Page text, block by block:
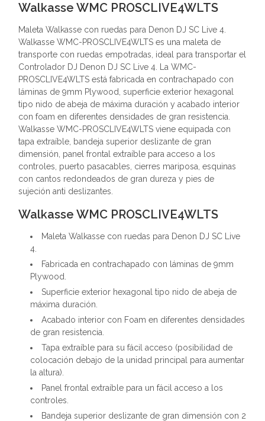
Walkasse WMC PROSCLIVE4WLTS
Maleta Walkasse con ruedas para Denon DJ SC Live 4.
Walkasse WMC-PROSCLIVE4WLTS es una maleta de
transporte con ruedas empotradas, ideal para transportar el
Controlador DJ Denon DJ SC Live 4. La WMC-
PROSCLIVE4WLTS está fabricada en contrachapado con
láminas de 9mm Plywood, superficie exterior hexagonal
tipo nido de abeja de máxima duración y acabado interior
con foam en diferentes densidades de gran resistencia.
Walkasse WMC-PROSCLIVE4WLTS viene equipada con
tapa extraíble, bandeja superior deslizante de gran
dimensión, panel frontal extraíble para acceso a los
controles, puerto pasacables, cierres mariposa, esquinas
con cantos redondeados de gran dureza y pies de
sujeción anti deslizantes.
Walkasse WMC PROSCLIVE4WLTS
Maleta Walkasse con ruedas para Denon DJ SC Live
4.
Fabricada en contrachapado con láminas de 9mm
Plywood.
Superficie exterior hexagonal tipo nido de abeja de
máxima duración.
Acabado interior con Foam en diferentes densidades
de gran resistencia.
Tapa extraíble para su fácil acceso (posibilidad de
colocación debajo de la unidad principal para aumentar
la altura).
Panel frontal extraíble para un fácil acceso a los
controles.
Bandeja superior deslizante de gran dimensión con 2